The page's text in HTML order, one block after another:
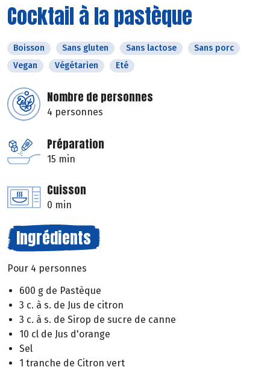
Cocktail à la pastèque
Boisson Sans gluten Sans lactose
Sans porc
Vegan
Végétarien Eté
Nombre de personnes
4 personnes
Préparation
15 min
Cuisson
0 min
Ingrédients
Pour 4 personnes
600 g de Pastèque
3 c. à s. de Jus de citron
3 c. à s. de Sirop de sucre de canne
10 cl de Jus d'orange
Sel
1 tranche de Citron vert